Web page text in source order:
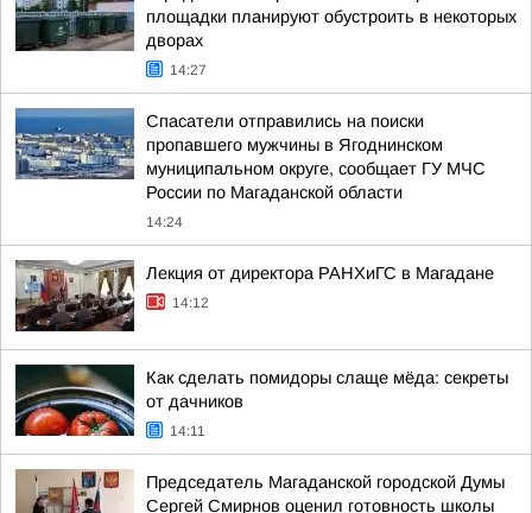
площадки планируют обустроить в некоторых
дворах
14:27
Спасатели отправились на поиски
пропавшего мужчины в Ягоднинском
муниципальном округе, сообщает ГУ МЧС
России по Магаданской области
14:24
Лекция от директора РАНХиГС в Магадане
14:12
Как сделать помидоры слаще мёда: секреты
от дачников
14:11
Председатель Магаданской городской Думы
Сергей Смирнов оценил готовность школы